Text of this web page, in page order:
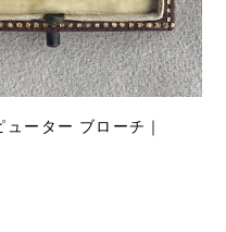
ーター ブローチ｜